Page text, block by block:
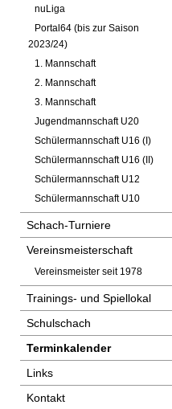
nuLiga
Portal64 (bis zur Saison
2023/24)
1. Mannschaft
2. Mannschaft
3. Mannschaft
Jugendmannschaft U20
Schülermannschaft U16 (I)
Schülermannschaft U16 (II)
Schülermannschaft U12
Schülermannschaft U10
Schach-Turniere
Vereinsmeisterschaft
Vereinsmeister seit 1978
Trainings- und Spiellokal
Schulschach
Terminkalender
Links
Kontakt